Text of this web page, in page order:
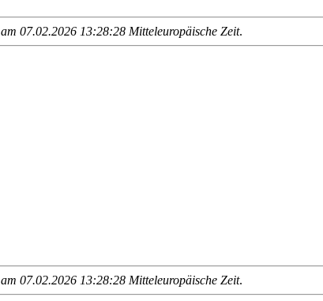
am 07.02.2026 13:28:28 Mitteleuropäische Zeit.
am 07.02.2026 13:28:28 Mitteleuropäische Zeit.